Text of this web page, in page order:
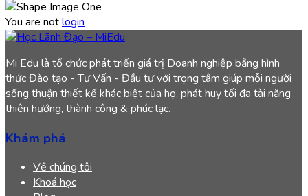
You are notlogin
Mi Edu là tổ chức phát triển giá trị Doanh nghiệp bằng hình
thức Đào tạo - Tư Vấn - Đầu tư với trọng tâm giúp mỗi người
sống thuận thiết kế khác biệt của họ, phát huy tối đa tài năng
thiên hướng, thành công & phúc lạc.
Khám phá
Về chúng tôi
Khoá học